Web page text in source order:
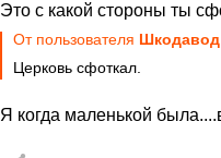
Это с какой стороны ты
От пользователя Шкодавод
Церковь сфоткал.
Я когда маленькой